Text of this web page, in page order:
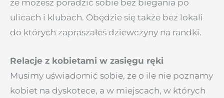
że możesz poradzić sobie bez biegania po
ulicach i klubach. Obędzie się także bez lokali
do których zapraszałeś dziewczyny na randki.
Relacje z kobietami w zasięgu ręki
Musimy uświadomić sobie, że o ile nie poznamy
kobiet na dyskotece, a w miejscach, w których